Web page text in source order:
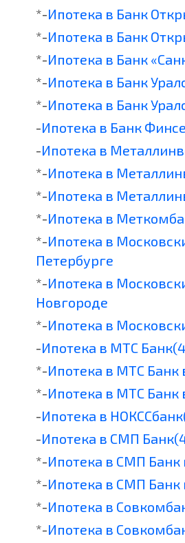
*-Ипотека в Банк
*-Ипотека в Банк
*-Ипотека в Банк
*-Ипотека в Банк
*-Ипотека в Банк
-Ипотека в Банк
-Ипотека в
*-Ипотека в
*-Ипотека в
*-Ипотека в
*-Ипотека в
Петербурге
*-Ипотека в
Новгороде
*-Ипотека в
-Ипотека в МТС
*-Ипотека в МТС Банк
*-Ипотека в МТС
-Ипотека в
-Ипотека в СМП
*-Ипотека в СМП Банк
*-Ипотека в СМП
*-Ипотека в
*-Ипотека в